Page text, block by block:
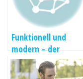
Funktionell und
modern – der
Kleiderschrank kann
alles